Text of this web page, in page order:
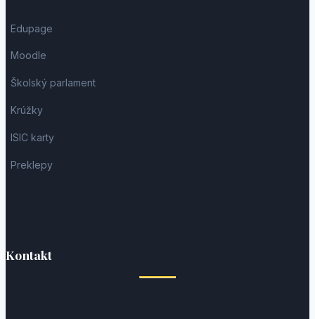
Edupage
Moodle
Školský parlament
Krúžky
ISIC karty
Preklepy
Kontakt